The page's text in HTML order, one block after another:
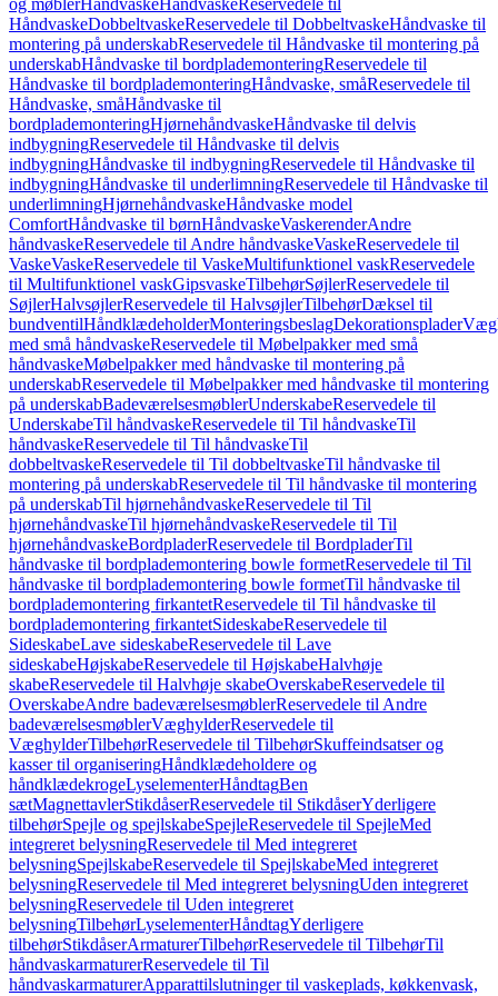
og møblerHåndvaskeHåndvaskeReservedele til
HåndvaskeDobbeltvaskeReservedele til DobbeltvaskeHåndvaske til
montering på underskabReservedele til Håndvaske til montering på
underskabHåndvaske til bordplademonteringReservedele til
Håndvaske til bordplademonteringHåndvaske, småReservedele til
Håndvaske, småHåndvaske til
bordplademonteringHjørnehåndvaskeHåndvaske til delvis
indbygningReservedele til Håndvaske til delvis
indbygningHåndvaske til indbygningReservedele til Håndvaske til
indbygningHåndvaske til underlimningReservedele til Håndvaske til
underlimningHjørnehåndvaskeHåndvaske model
ComfortHåndvaske til børnHåndvaskeVaskerenderAndre
håndvaskeReservedele til Andre håndvaskeVaskeReservedele til
VaskeVaskeReservedele til VaskeMultifunktionel vaskReservedele
til Multifunktionel vaskGipsvaskeTilbehørSøjlerReservedele til
SøjlerHalvsøjlerReservedele til HalvsøjlerTilbehørDæksel til
bundventilHåndklædeholderMonteringsbeslagDekorationsplader
med små håndvaskeReservedele til Møbelpakker med små
håndvaskeMøbelpakker med håndvaske til montering på
underskabReservedele til Møbelpakker med håndvaske til montering
på underskabBadeværelsesmøblerUnderskabeReservedele til
UnderskabeTil håndvaskeReservedele til Til håndvaskeTil
håndvaskeReservedele til Til håndvaskeTil
dobbeltvaskeReservedele til Til dobbeltvaskeTil håndvaske til
montering på underskabReservedele til Til håndvaske til montering
på underskabTil hjørnehåndvaskeReservedele til Til
hjørnehåndvaskeTil hjørnehåndvaskeReservedele til Til
hjørnehåndvaskeBordpladerReservedele til BordpladerTil
håndvaske til bordplademontering bowle formetReservedele til Til
håndvaske til bordplademontering bowle formetTil håndvaske til
bordplademontering firkantetReservedele til Til håndvaske til
bordplademontering firkantetSideskabeReservedele til
SideskabeLave sideskabeReservedele til Lave
sideskabeHøjskabeReservedele til HøjskabeHalvhøje
skabeReservedele til Halvhøje skabeOverskabeReservedele til
OverskabeAndre badeværelsesmøblerReservedele til Andre
badeværelsesmøblerVæghylderReservedele til
VæghylderTilbehørReservedele til TilbehørSkuffeindsatser og
kasser til organiseringHåndklædeholdere og
håndklædekrogeLyselementerHåndtagBen
sætMagnettavlerStikdåserReservedele til StikdåserYderligere
tilbehørSpejle og spejlskabeSpejleReservedele til SpejleMed
integreret belysningReservedele til Med integreret
belysningSpejlskabeReservedele til SpejlskabeMed integreret
belysningReservedele til Med integreret belysningUden integreret
belysningReservedele til Uden integreret
belysningTilbehørLyselementerHåndtagYderligere
tilbehørStikdåserArmaturerTilbehørReservedele til TilbehørTil
håndvaskarmaturerReservedele til Til
håndvaskarmaturerApparattilslutninger til vaskeplads, køkkenvask,